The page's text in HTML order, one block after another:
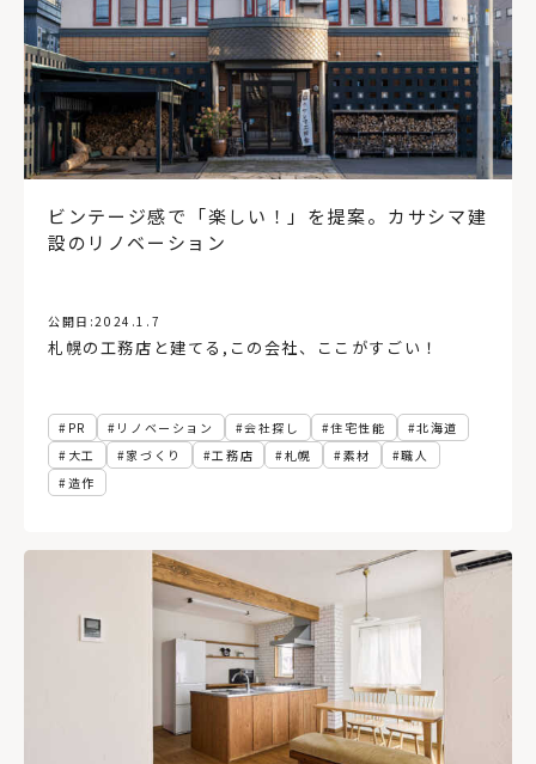
ビンテージ感で「楽しい！」を提案。カサシマ建
設のリノベーション
公開日:2024.1.7
札幌の工務店と建てる , この会社、ここがすごい！
PR リノベーション 会社探し 住宅性能
北海道
大工
家づくり 工務店 札幌 素材
職人
造作